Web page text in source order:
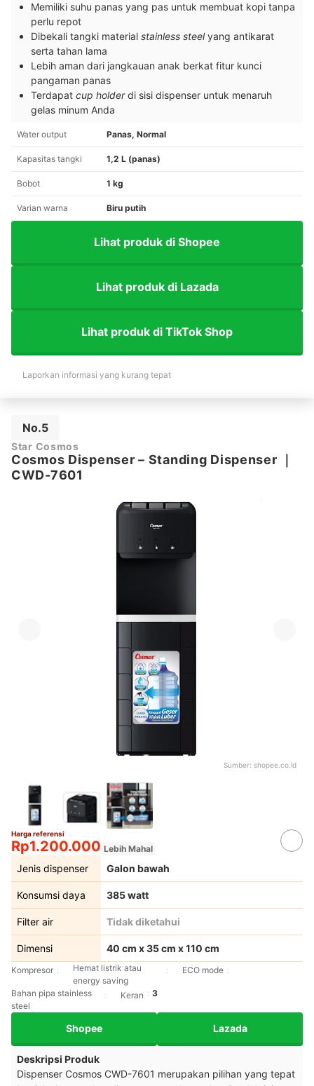
Memiliki suhu panas yang pas untuk membuat kopi tanpa
perlu repot
Dibekali tangki material stainless steelyang antikarat
serta tahan lama
Lebih aman dari jangkauan anak berkat fitur kunci
pangaman panas
Terdapat cup holderdi sisi dispenser untuk menaruh
gelas minum Anda
Water output Panas, Normal
Kapasitas tangki 1,2 L (panas)
Bobot 1 kg
Varian warna Biru putih
Lihat produk di Shopee
Lihat produk di Lazada
Lihat produk di TikTok Shop
Laporkan informasi yang kurang tepat
No.5
Star Cosmos
Cosmos Dispenser – Standing Dispenser
CWD-7601
Sumber: shopee.co.id
Harga referensi
Rp1.200.000 Lebih Mahal
Jenis dispenser Galon bawah
Konsumsi daya 385 watt
Filter air Tidak diketahui
Dimensi 40 cm x 35 cm x 110 cm
Kompresor
Hemat listrik atau
energy saving
ECO mode
Bahan pipa stainless
steel
Keran 3
Shopee Lazada
Deskripsi Produk
Dispenser Cosmos CWD-7601 merupakan pilihan yang tepat